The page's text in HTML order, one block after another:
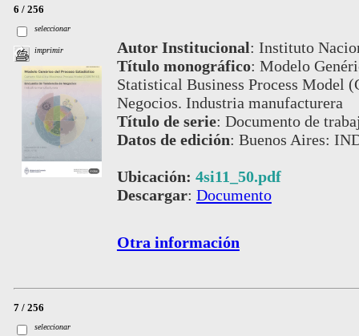
6 / 256
seleccionar
imprimir Autor Institucional: Instituto
Título monográfico: Modelo
Statistical Business Process Model
Negocios. Industria manufacturera
Título de serie: Documento de
Datos de edición: Buenos Aires:
Ubicación: 4si11_50.pdf
Descargar: Documento
Otra información
7 / 256
seleccionar